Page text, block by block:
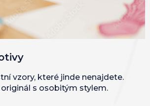
vzory, které jinde nenajdete.
s osobitým stylem.